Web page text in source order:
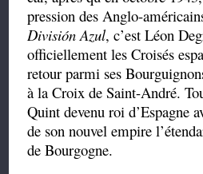
pression des Anglo-
División Azul, c’est Léon
officiellement les Croisés
retour parmi ses
à la Croix de Saint-André.
Quint devenu roi d’Espagne
de son nouvel empire
de Bourgogne.